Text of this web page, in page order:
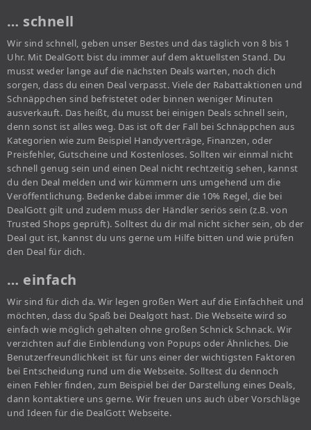
… schnell
Wir sind schnell, geben unser Bestes und das täglich von 8 bis 1
Uhr. Mit DealGott bist du immer auf dem aktuellsten Stand. Du
musst weder lange auf die nächsten Deals warten, noch dich
sorgen, dass du einen Deal verpasst. Viele der Rabattaktionen und
Schnäppchen sind befristetet oder binnen weniger Minuten
ausverkauft. Das heißt, du musst bei einigen Deals schnell sein,
denn sonst ist alles weg. Das ist oft der Fall bei Schnäppchen aus
Kategorien wie zum Beispiel Handyverträge, Finanzen, oder
Preisfehler, Gutscheine und Kostenloses. Sollten wir einmal nicht
schnell genug sein und einen Deal nicht rechtzeitig sehen, kannst
du den Deal melden und wir kümmern uns umgehend um die
Veröffentlichung. Bedenke dabei immer die 10% Regel, die bei
DealGott gilt und zudem muss der Händler seriös sein (z.B. von
Trusted Shops geprüft). Solltest du dir mal nicht sicher sein, ob der
Deal gut ist, kannst du uns gerne um Hilfe bitten und wie prüfen
den Deal für dich.
… einfach
Wir sind für dich da. Wir legen großen Wert auf die Einfachheit und
möchten, dass du Spaß bei Dealgott hast. Die Webseite wird so
einfach wie möglich gehalten ohne großen Schnick Schnack. Wir
verzichten auf die Einblendung von Popups oder Ähnliches. Die
Benutzerfreundlichkeit ist für uns einer der wichtigsten Faktoren
bei Entscheidung rund um die Webseite. Solltest du dennoch
einen Fehler finden, zum Beispiel bei der Darstellung eines Deals,
dann kontaktiere uns gerne. Wir freuen uns auch über Vorschläge
und Ideen für die DealGott Webseite.